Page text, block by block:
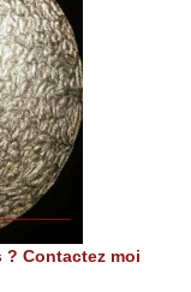
Contactez moi